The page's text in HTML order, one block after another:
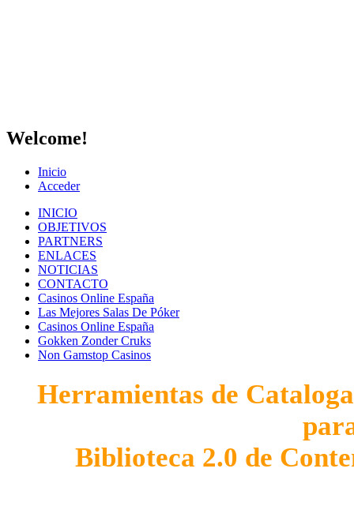
Welcome!
Inicio
Acceder
INICIO
OBJETIVOS
PARTNERS
ENLACES
NOTICIAS
CONTACTO
Casinos Online España
Las Mejores Salas De Póker
Casinos Online España
Gokken Zonder Cruks
Non Gamstop Casinos
Herramientas de
Biblioteca 2.0 de